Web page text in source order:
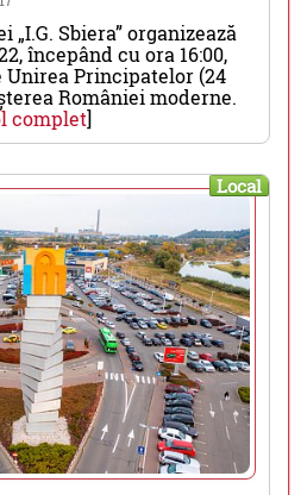
Sbiera” organizează
începând cu ora 16:00,
Principatelor (24
României moderne.
complet]
Local